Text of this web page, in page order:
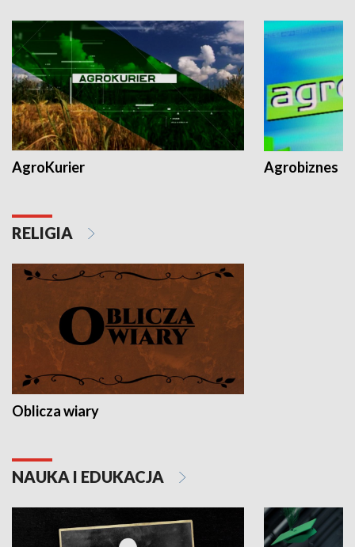
AgroKurier Agrobiznes
RELIGIA
Oblicza wiary
NAUKA I EDUKACJA